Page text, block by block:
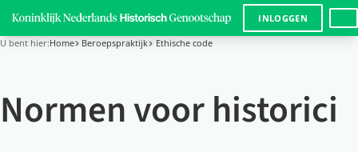
INLOGGEN
U bent hier:Home Beroepspraktijk Ethische code
Normen voor historici